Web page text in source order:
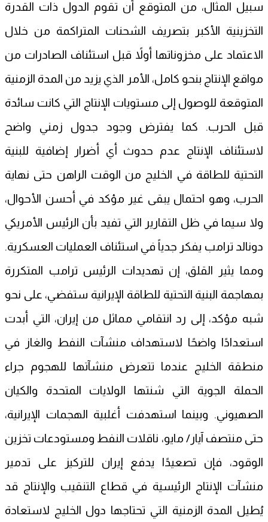
سبيل المثال، من المتوقع أن تقوم الدول ذات القدرة
التخزينية الأكبر بتصريف الشحنات المتراكمة من خلال
الاعتماد على مخزوناتها أولاً قبل استئناف الصادرات من
مواقع الإنتاج بنحو كامل، الأمر الذي يزيد من المدة الزمنية
المتوقعة للوصول إلى مستويات الإنتاج التي كانت سائدة
قبل الحرب. كما يفترض وجود جدول زمني واضح
لاستئناف الإنتاج عدم حدوث أي أضرار إضافية للبنية
التحتية للطاقة في الخليج من الوقت الراهن حتى نهاية
الحرب، وهو احتمال يبقى غير مؤكد في أحسن الأحوال،
ولا سيما في ظل التقارير التي تفيد بأن الرئيس الأمريكي
دونالد ترامب يفكر جدياً في استئناف العمليات العسكرية.
ومما يثير القلق، إن تهديدات الرئيس ترامب المتكررة
بمهاجمة البنية التحتية للطاقة الإيرانية ستفضي، على نحو
شبه مؤكد، إلى رد انتقامي مماثل من إيران، التي أبدت
استعدادًا واضحًا لاستهداف منشآت النفط والغاز في
منطقة الخليج عندما تتعرض منشآتها للهجوم جراء
الحملة الجوية التي شنتها الولايات المتحدة والكيان
الصهيوني. وبينما استهدفت أغلبية الهجمات الإيرانية،
حتى منتصف آيار/ مايو، ناقلات النفط ومستودعات تخزين
الوقود، فإن تصعيدًا يدفع إيران للتركيز على تدمير
منشآت الإنتاج الرئيسية في قطاع التنقيب والإنتاج قد
يُطيل المدة الزمنية التي تحتاجها دول الخليج لاستعادة